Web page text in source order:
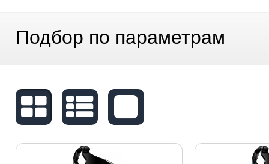
Подбор по параметрам